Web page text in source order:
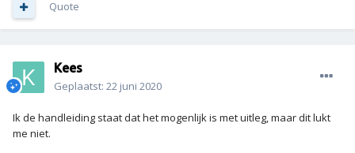
Quote
Kees
Geplaatst: 22 juni 2020
Ik de handleiding staat dat het mogenlijk is met uitleg, maar dit lukt
me niet.